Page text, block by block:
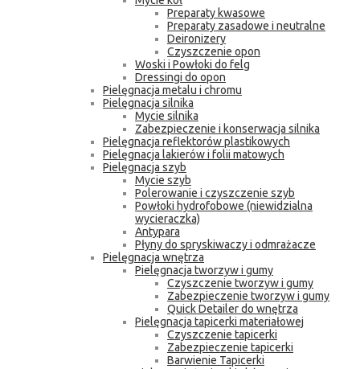
Preparaty kwasowe
Preparaty zasadowe i neutralne
Deironizery
Czyszczenie opon
Woski i Powłoki do felg
Dressingi do opon
Pielęgnacja metalu i chromu
Pielęgnacja silnika
Mycie silnika
Zabezpieczenie i konserwacja silnika
Pielęgnacja reflektorów plastikowych
Pielęgnacja lakierów i folii matowych
Pielęgnacja szyb
Mycie szyb
Polerowanie i czyszczenie szyb
Powłoki hydrofobowe (niewidzialna
wycieraczka)
Antypara
Płyny do spryskiwaczy i odmrażacze
Pielęgnacja wnętrza
Pielęgnacja tworzyw i gumy
Czyszczenie tworzyw i gumy
Zabezpieczenie tworzyw i gumy
Quick Detailer do wnętrza
Pielęgnacja tapicerki materiałowej
Czyszczenie tapicerki
Zabezpieczenie tapicerki
Barwienie Tapicerki